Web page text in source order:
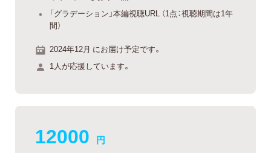
「グラデーション」本編視聴URL （1点：視聴期間は1年
間）
2024年12月 にお届け予定です。
1人が応援しています。
12000 円